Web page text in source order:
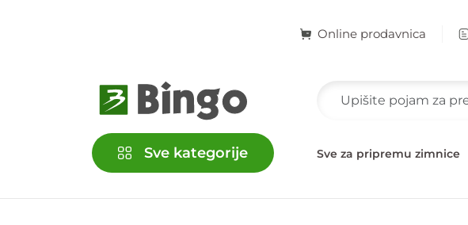
Online prodavnica
Sve kategorije
Kućni ljubimci Školski i kancelarijski pribor Sve za pripremu zimnice